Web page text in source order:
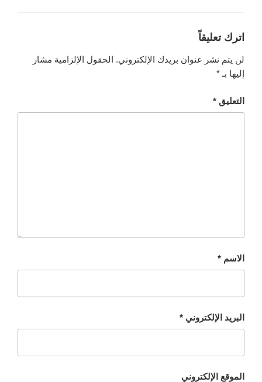
اترك تعليقاً
لن يتم نشر عنوان بريدك الإلكتروني. الحقول الإلزامية مشار
إليها بـ *
التعليق *
الاسم *
البريد الإلكتروني *
الموقع الإلكتروني